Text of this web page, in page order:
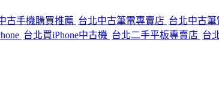
古手機購買推薦 台北中古筆電專賣店 台北中古
台北買iPhone中古機 台北二手平板專賣店 台